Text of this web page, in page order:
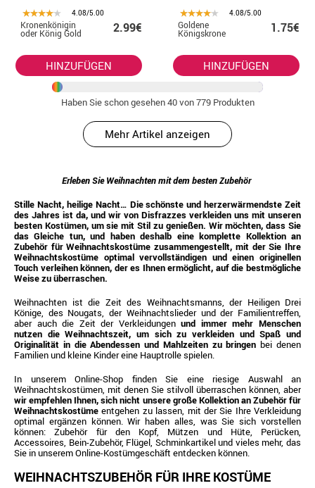
4.08/5.00
Kronenkönigin
oder König Gold 2.99€
HINZUFÜGEN
4.08/5.00
Goldene
Königskrone 1.75€
HINZUFÜGEN
Haben Sie schon gesehen40von 779 Produkten
Mehr Artikel anzeigen
Erleben Sie Weihnachten mit dem besten Zubehör
Stille Nacht, heilige Nacht… Die schönste und herzerwärmendste Zeit
des Jahres ist da, und wir von Disfrazzes verkleiden uns mit unseren
besten Kostümen, um sie mit Stil zu genießen. Wir möchten, dass Sie
das Gleiche tun, und haben deshalb eine komplette Kollektion an
Zubehör für Weihnachtskostüme zusammengestellt, mit der Sie Ihre
Weihnachtskostüme optimal vervollständigen und einen originellen
Touch verleihen können, der es Ihnen ermöglicht, auf die bestmögliche
Weise zu überraschen.
Weihnachten ist die Zeit des Weihnachtsmanns, der Heiligen Drei
Könige, des Nougats, der Weihnachtslieder und der Familientreffen,
aber auch die Zeit der Verkleidungenund immer mehr Menschen
nutzen die Weihnachtszeit, um sich zu verkleiden und Spaß und
Originalität in die Abendessen und Mahlzeiten zu bringen bei denen
Familien und kleine Kinder eine Hauptrolle spielen.
In unserem Online-Shop finden Sie eine riesige Auswahl an
Weihnachtskostümen, mit denen Sie stilvoll überraschen können, aber
wir empfehlen Ihnen, sich nicht unsere große Kollektion an Zubehör für
Weihnachtskostüme entgehen zu lassen, mit der Sie Ihre Verkleidung
optimal ergänzen können. Wir haben alles, was Sie sich vorstellen
können: Zubehör für den Kopf, Mützen und Hüte, Perücken,
Accessoires, Bein-Zubehör, Flügel, Schminkartikel und vieles mehr, das
Sie in unserem Online-Kostümgeschäft entdecken können.
WEIHNACHTSZUBEHÖR FÜR IHRE KOSTÜME